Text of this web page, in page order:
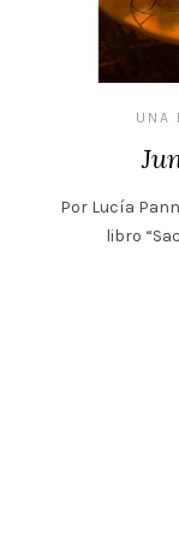
UNA
Por Lucía
libro